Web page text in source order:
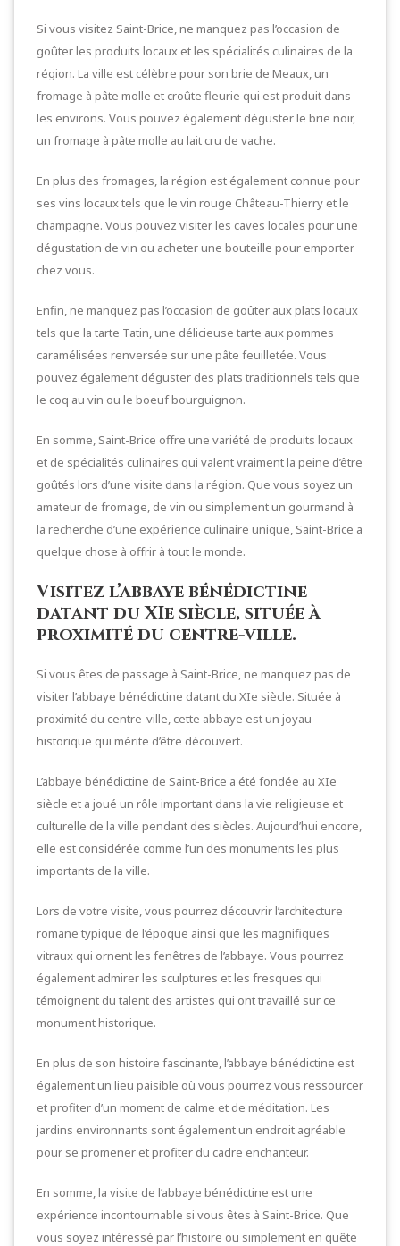
Si vous visitez Saint-Brice, ne manquez pas l’occasion de
goûter les produits locaux et les spécialités culinaires de la
région. La ville est célèbre pour son brie de Meaux, un
fromage à pâte molle et croûte fleurie qui est produit dans
les environs. Vous pouvez également déguster le brie noir,
un fromage à pâte molle au lait cru de vache.
En plus des fromages, la région est également connue pour
ses vins locaux tels que le vin rouge Château-Thierry et le
champagne. Vous pouvez visiter les caves locales pour une
dégustation de vin ou acheter une bouteille pour emporter
chez vous.
Enfin, ne manquez pas l’occasion de goûter aux plats locaux
tels que la tarte Tatin, une délicieuse tarte aux pommes
caramélisées renversée sur une pâte feuilletée. Vous
pouvez également déguster des plats traditionnels tels que
le coq au vin ou le boeuf bourguignon.
En somme, Saint-Brice offre une variété de produits locaux
et de spécialités culinaires qui valent vraiment la peine d’être
goûtés lors d’une visite dans la région. Que vous soyez un
amateur de fromage, de vin ou simplement un gourmand à
la recherche d’une expérience culinaire unique, Saint-Brice a
quelque chose à offrir à tout le monde.
Visitez l’abbaye bénédictine
datant du XIe siècle, située à
proximité du centre-ville.
Si vous êtes de passage à Saint-Brice, ne manquez pas de
visiter l’abbaye bénédictine datant du XIe siècle. Située à
proximité du centre-ville, cette abbaye est un joyau
historique qui mérite d’être découvert.
L’abbaye bénédictine de Saint-Brice a été fondée au XIe
siècle et a joué un rôle important dans la vie religieuse et
culturelle de la ville pendant des siècles. Aujourd’hui encore,
elle est considérée comme l’un des monuments les plus
importants de la ville.
Lors de votre visite, vous pourrez découvrir l’architecture
romane typique de l’époque ainsi que les magnifiques
vitraux qui ornent les fenêtres de l’abbaye. Vous pourrez
également admirer les sculptures et les fresques qui
témoignent du talent des artistes qui ont travaillé sur ce
monument historique.
En plus de son histoire fascinante, l’abbaye bénédictine est
également un lieu paisible où vous pourrez vous ressourcer
et profiter d’un moment de calme et de méditation. Les
jardins environnants sont également un endroit agréable
pour se promener et profiter du cadre enchanteur.
En somme, la visite de l’abbaye bénédictine est une
expérience incontournable si vous êtes à Saint-Brice. Que
vous soyez intéressé par l’histoire ou simplement en quête